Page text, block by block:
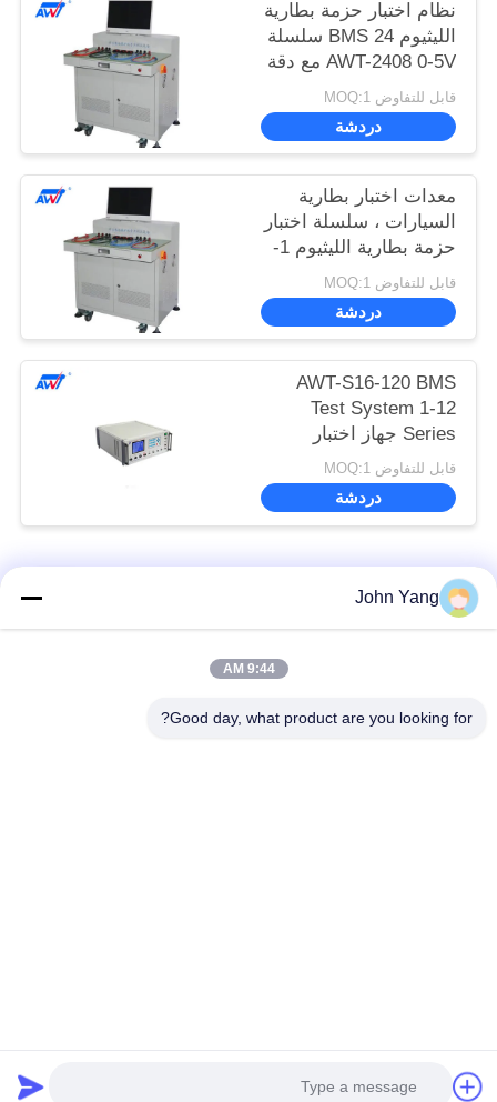
نظام اختبار حزمة بطارية
الليثيوم BMS 24 سلسلة
AWT-2408 0-5V مع دقة
5mV
قابل للتفاوض MOQ:1
دردشة
معدات اختبار بطارية
السيارات ، سلسلة اختبار
حزمة بطارية الليثيوم 1-
16
قابل للتفاوض MOQ:1
دردشة
AWT-S16-120 BMS
Test System 1-12
Series جهاز اختبار
بطارية الليثيوم
قابل للتفاوض MOQ:1
دردشة
فئات شعبية
John Yang
9:44 AM
Good day, what product are you looking for?